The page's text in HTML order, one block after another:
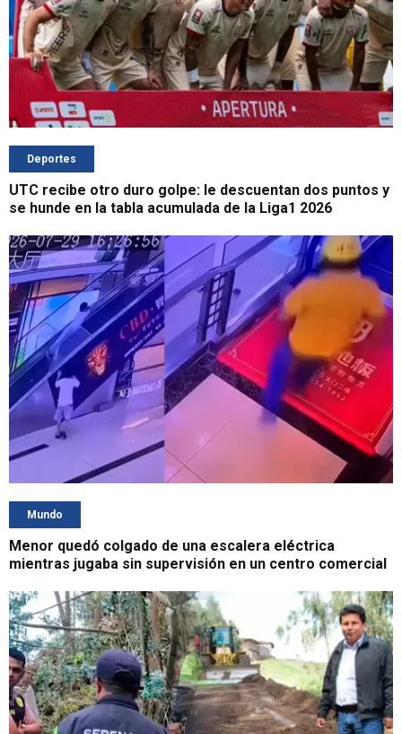
Deportes
UTC recibe otro duro golpe: le descuentan dos puntos y
se hunde en la tabla acumulada de la Liga1 2026
Mundo
Menor quedó colgado de una escalera eléctrica
mientras jugaba sin supervisión en un centro comercial